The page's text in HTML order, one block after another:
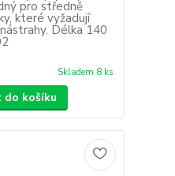
pro středně
které vyžadují
Délka 140
Skladem 8 ks
do košíku